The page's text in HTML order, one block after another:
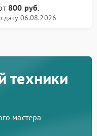
800 руб.
дату 06.08.2026
техники
мастера